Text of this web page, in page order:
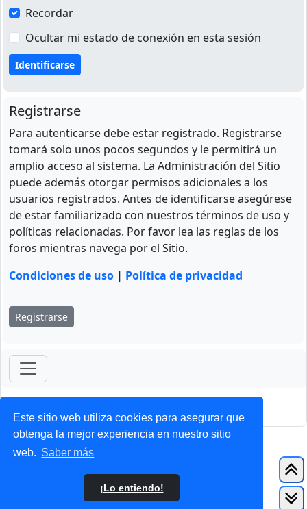
Este sitio web utiliza cookies para asegurar que
obtenga la mejor experiencia en nuestro sitio
web. Saber más
¡Lo entiendo!
Recordar
Ocultar mi estado de conexión en esta sesión
Registrarse
Para autenticarse debe estar registrado. Registrarse
tomará solo unos pocos segundos y le permitirá un
amplio acceso al sistema. La Administración del Sitio
puede además otorgar permisos adicionales a los
usuarios registrados. Antes de identificarse asegúrese
de estar familiarizado con nuestros términos de uso y
políticas relacionadas. Por favor lea las reglas de los
foros mientras navega por el Sitio.
Condiciones de uso | Política de privacidad
Registrarse
ForoClub 2025
Privacidad| Condiciones